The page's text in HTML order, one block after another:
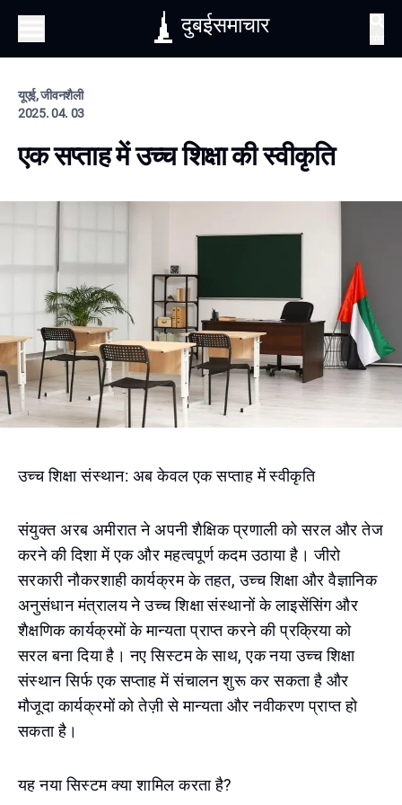
दुबईसमाचार
यूएई, जीवनशैली
2025. 04. 03
एक सप्ताह में उच्च शिक्षा की स्वीकृति
उच्च शिक्षा संस्थान: अब केवल एक सप्ताह में स्वीकृति
संयुक्त अरब अमीरात ने अपनी शैक्षिक प्रणाली को सरल और तेज
करने की दिशा में एक और महत्वपूर्ण कदम उठाया है। जीरो
सरकारी नौकरशाही कार्यक्रम के तहत, उच्च शिक्षा और वैज्ञानिक
अनुसंधान मंत्रालय ने उच्च शिक्षा संस्थानों के लाइसेंसिंग और
शैक्षणिक कार्यक्रमों के मान्यता प्राप्त करने की प्रक्रिया को
सरल बना दिया है। नए सिस्टम के साथ, एक नया उच्च शिक्षा
संस्थान सिर्फ एक सप्ताह में संचालन शुरू कर सकता है और
मौजूदा कार्यक्रमों को तेज़ी से मान्यता और नवीकरण प्राप्त हो
सकता है।
यह नया सिस्टम क्या शामिल करता है?